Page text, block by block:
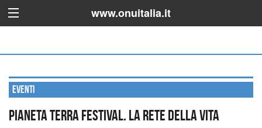
www.onuitalia.it
Eventi
Pianeta Terra Festival. La rete della vita